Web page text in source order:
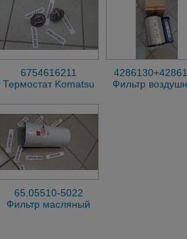
6754616211
Термостат Komatsu
Фильтр
65.05510-5022
Фильтр масляный